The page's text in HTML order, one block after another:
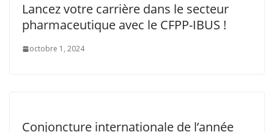
Lancez votre carrière dans le secteur
pharmaceutique avec le CFPP-IBUS !
octobre 1, 2024
Conjoncture internationale de l’année